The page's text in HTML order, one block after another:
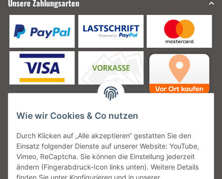
Unsere Zahlungsarten
Unsere Versanddienstleister
Wie wir Cookies & Co nutzen
Durch Klicken auf „Alle akzeptieren“ gestatten Sie den
Einsatz folgender Dienste auf unserer Website: YouTube,
Vimeo, ReCaptcha. Sie können die Einstellung jederzeit
ändern (Fingerabdruck-Icon links unten). Weitere Details